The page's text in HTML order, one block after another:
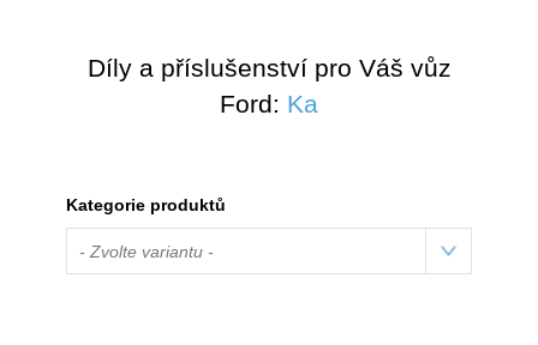
Díly a příslušenství pro Váš vůz
Ford: Ka
Kategorie produktů
- Zvolte variantu -